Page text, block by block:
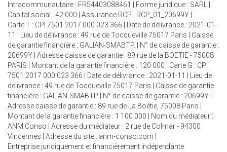
Intracommunautaire : FR54403088461 | Forme juridique : SARL |
Capital social : 42 000 | Assurance RCP : RCP_01_20699Y |
Carte T : CPI 7501 2017 000 023 366 | Date de délivrance : 2021-01-
11 | Lieu de délivrance : 49 rue de Tocqueville 75017 Paris | Caisse
de garantie financière : GALIAN-SMABTP. | N° de caisse de garantie :
20699Y | Adresse caisse de garantie : 89 rue de la BOETIE - 75008
PARIS | Montant de la garantie financière : 120 000 | Carte G : CPI
7501 2017 000 023 366 | Date de délivrance : 2021-01-11 | Lieu de
délivrance : 49 rue de Tocqueville 75017 Paris | Caisse de garantie
financière : GALIAN-SMABTP | N° de caisse de garantie : 20699Y |
Adresse caisse de garantie : 89 rue de La Boétie, 75008 Paris |
Montant de la garantie financière : 1 100 000 | Nom du médiateur :
ANM Conso | Adresse du médiateur : 2 rue de Colmar - 94300
Vincennes | Adresse du site : anm-conso.com
Entreprise juridiquement et financièrement indépendante